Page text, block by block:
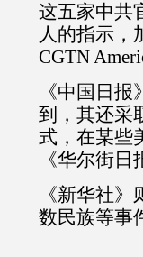
这五家中共
人的指示，
CGTN
《中国日
到，其还采
式，在某些
《华尔街日
《新华社
数民族等事